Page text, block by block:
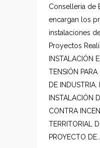
Conselleria de
encargan los
instalaciones
Proyectos
INSTALACIÓN
TENSIÓN PARA
DE
INSTALACIÓN
CONTRA
TERRITORIAL
PROYECTO DE...